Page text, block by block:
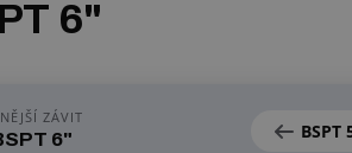
6"
ZÁVIT
6" BSPT